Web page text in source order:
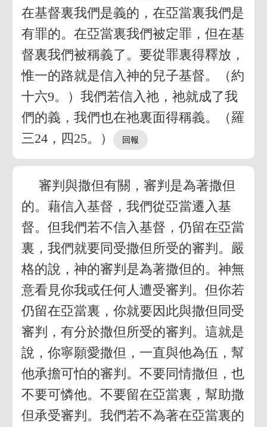
在基督裏我們是義的，在亞當裏我們是
有罪的。在亞當裏我們被定罪，但在基
督裏我們被稱義了。要從罪裏得釋放，
惟一的路就是信入神的兒子基督。（約
十六9。）我們若信入祂，祂就成了我
們的義，我們也在祂裏面得稱義。（羅
三24，四25。）
審判與撒但有關，審判是為著撒但
的。藉信入基督，我們從亞當遷入基
督。但我們若不信入基督，仍留在亞當
裏，我們就要同受撒但所受的審判。嚴
格的說，神的審判是為著撒但的。神無
意看見你我或任何人遭受審判。但你若
仍留在亞當裏，你就要因此與撒但同受
審判，有分於撒但所受的審判。這就是
說，你寧願愛撒但，一直與他為伍，幫
他承擔可怕的審判。不要同情撒但，也
不要可憐他。不要留在亞當裏，幫助撒
但承受審判。我們若不為著在亞當裏的